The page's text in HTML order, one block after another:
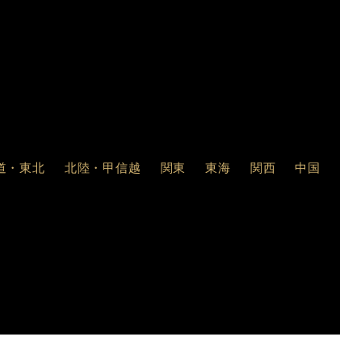
・東北 北陸・甲信越 関東 東海 関西 中国